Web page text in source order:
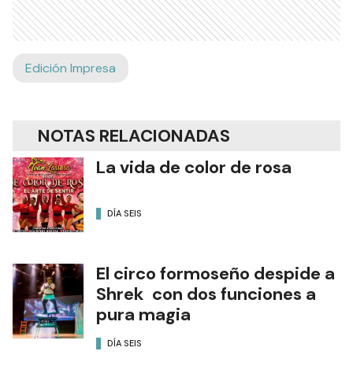
Edición Impresa
NOTAS RELACIONADAS
La vida de color de rosa
DÍA SEIS
El circo formoseño despide a
Shrek con dos funciones a
pura magia
DÍA SEIS